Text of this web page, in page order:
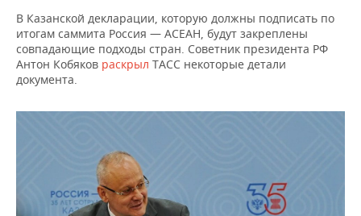
ОТКРЫТАЯ ЛЕКЦИЯ
БАСКЕТБОЛ
ВОЛЕЙБОЛ
КИБЕРСПОРТ
ФИГУРНОЕ КАТАНИЕ
ВОДНЫЕ ВИДЫ СПОРТА
ИНФРАСТРУКТУРА
ИСТОРИЯ
КУЛЬТУРА
ОБРАЗОВАНИЕ
СПРАВОЧНИК
СПИСОК ПЕРСОН
СПИСОК КОМПАНИЙ
ПОЛНАЯ ВЕРСИЯ
В Казанской декларации, которую должны подписать по
итогам саммита Россия — АСЕАН, будут закреплены
совпадающие подходы стран. Советник президента РФ
Антон Кобяков раскрыл ТАСС некоторые детали
документа.